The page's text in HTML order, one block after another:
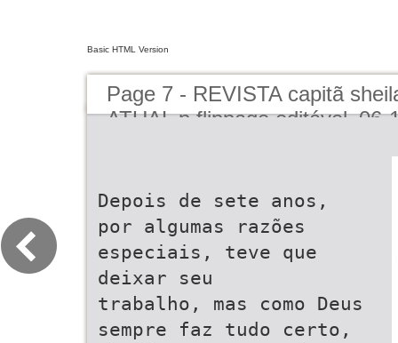
Basic HTML Version
Page 7 - REVISTA capitã
ATUAL p flippage editável_06-
Depois de sete anos,
por algumas razões
especiais, teve que
deixar seu
trabalho, mas como Deus
sempre faz tudo certo,